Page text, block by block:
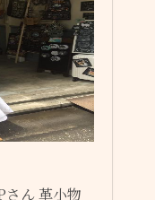
さん 革小物